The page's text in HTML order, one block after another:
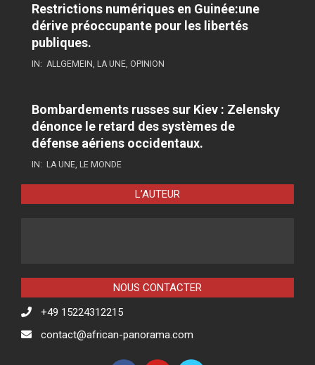
Restrictions numériques en Guinée:une
dérive préoccupante pour les libertés
publiques.
IN: ALLGEMEIN, LA UNE, OPINION
Bombardements russes sur Kiev : Zelensky
dénonce le retard des systèmes de
défense aériens occidentaux.
IN: LA UNE, LE MONDE
L’AUTEUR
NOUS CONTACTER
+49 15224312215
contact@african-panorama.com